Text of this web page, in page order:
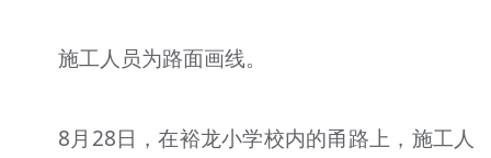
施工人员为路面画线。
8月28日，在裕龙小学校内的甬路上，施工人